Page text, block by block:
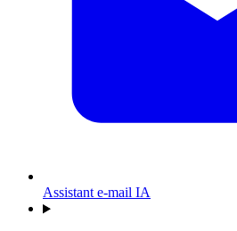
Assistant e-mail IA